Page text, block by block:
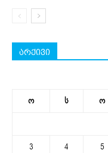
არქივი
ო ს ო
3
4 5